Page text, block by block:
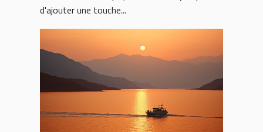
d'ajouter une touche...